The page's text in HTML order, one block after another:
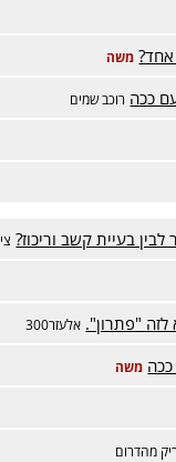
משה
ככה רוכב שמים
בעיית קשב וריכוז?
"פתרון". אלעזר300
משה
מהדרום